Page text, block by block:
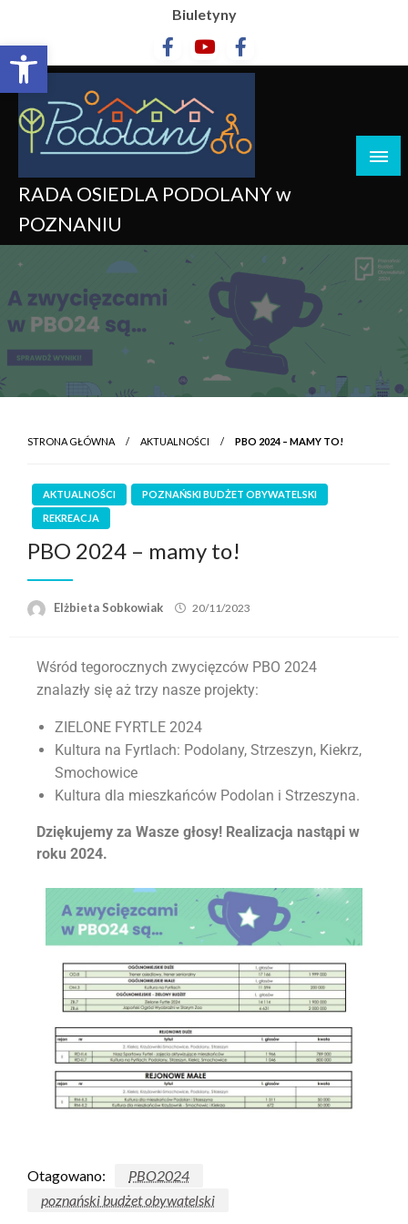
Otwórz pasek narzędzi
Biuletyny
RADA OSIEDLA PODOLANY w
POZNANIU
STRONA GŁÓWNA AKTUALNOŚCI PBO 2024 – MAMY TO!
AKTUALNOŚCI
POZNAŃSKI BUDŻET OBYWATELSKI
REKREACJA
PBO 2024 – mamy to!
Elżbieta Sobkowiak 20/11/2023
Wśród tegorocznych zwycięzców PBO 2024
znalazły się aż trzy nasze projekty:
ZIELONE FYRTLE 2024
Kultura na Fyrtlach: Podolany, Strzeszyn, Kiekrz,
Smochowice
Kultura dla mieszkańców Podolan i Strzeszyna.
Dziękujemy za Wasze głosy! Realizacja nastąpi w
roku 2024.
Otagowano:
PBO2024
poznański budżet obywatelski